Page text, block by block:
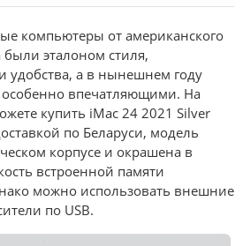
компьютеры от американского
были эталоном стиля,
удобства, а в нынешнем году
особенно впечатляющими. На
купить iMac 24 2021 Silver
по Беларуси, модель
корпусе и окрашена в
встроенной памяти
можно использовать внешние
по USB.